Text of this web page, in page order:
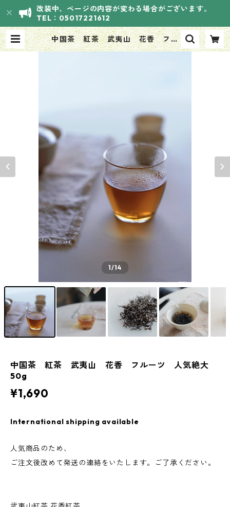
改装中、ページの内容が変わる場合がございます。
TEL：05017221612
中国茶 紅茶 武夷山 花香 フル
ーツ 人気絶大 50g | HANASOU
1/14
中国茶 紅茶 武夷山 花香 フルーツ 人気絶大
50g
¥1,690
International shipping available
人気商品のため、
ご注文後改めて発送の連絡をいたします。ご了承ください。